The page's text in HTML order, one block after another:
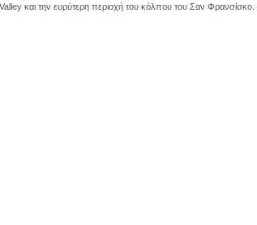
και την ευρύτερη περιοχή του κόλπου του Σαν Φρανσίσκο.